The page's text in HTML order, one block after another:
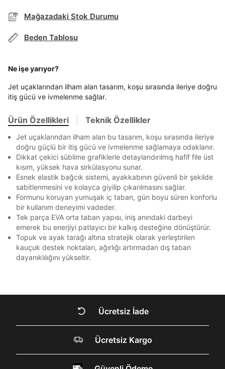
DOĞRU UNDER
ARMOUR SİTESİNDE
TAKSİT SEÇENEKLERİ
Banka Kart
Akbank
Ziraat Bankası Ziraat Bankası 4
QNB QNB 4
AnadoluBank World 3
Kapat
Mağazadaki Stok Durumu
Beden Tablosu
Ne işe yarıyor?
Jet uçaklarından ilham alan tasarım, koşu sırasında ileriye doğru
itiş gücü ve ivmelenme sağlar.
Ürün Özellikleri Teknik Özellikler
Jet uçaklarından ilham alan bu tasarım, koşu sırasında ileriye
doğru güçlü bir itiş gücü ve ivmelenme sağlamaya odaklanır.
Dikkat çekici süblime grafiklerle detaylandırılmış hafif file üst
kısım, yüksek hava sirkülasyonu sunar.
Esnek elastik bağcık sistemi, ayakkabının güvenli bir şekilde
sabitlenmesini ve kolayca giyilip çıkarılmasını sağlar.
Formunu koruyan yumuşak iç taban, gün boyu süren konforlu
bir kullanım deneyimi vadeder.
Tek parça EVA orta taban yapısı, iniş anındaki darbeyi
emerek bu enerjiyi patlayıcı bir kalkış desteğine dönüştürür.
Topuk ve ayak tarağı altına stratejik olarak yerleştirilen
kauçuk destek noktaları, ağırlığı artırmadan dış taban
dayanıklılığını yükseltir.
Beden Seçin
Mağazada Bul
Stok Bildirimi
Ürün stoklara geldiğindemail adresinize
bildirim göndereceğiz.
Kapat
Ücretsiz İade
Ücretsiz Kargo
Term Of Use
Kapat
ipsum
Kapat
Siparişinizin durumu hakkında bilgi alabilmek için
aşağıdaki bilgileri giriniz.
E-posta Adresi *
Sipariş Numaranız *
Sorgula
Telefon Numarası*
Şifre*
En az 8 karakter
Bir küçük harf karakter
Bir rakam
Bir büyük harf
En az 1 özel karakter
Aşağıdakileri okudum ve kabul ediyorum:
Kişisel verileriniz
Aydınlatma Metni
Hüküm ve Koşullar
uyarınca işlenecektir. Kişisel verilerimin Doğuş
Perakende Satış Giyim ve Aksesuar Ticaret A.Ş.
tarafından ticari elektronik ileti gönderilmesi amacıyla
işlenmesini kabul ediyorum.
Sms
Kişisel verilerimin Doğuş Perakende Satış Giyim ve
markalara ait ürünlerin bana özel pazarlanması ve
amacıyla işlenmesini kabul ediyorum.
SMS Onay Kodu
Bilgilerinizi güncellemek için lütfen telefonunuza SMS
ile gelen kodu girerek telefon numaranızı doğrulayın.
GÖNDER
SMS Onay Kodu
Bilgilerinizi güncellemek için lütfen telefonunuza SMS
ile gelen kodu girerek telefon numaranızı doğrulayın.
GÖNDER